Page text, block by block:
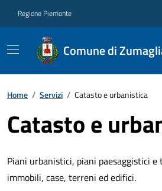
Regione Piemonte
Comune di
Home / Servizi / Catasto e urbanistica
Catasto e
Piani urbanistici, piani paesaggistici
immobili, case, terreni ed edifici.